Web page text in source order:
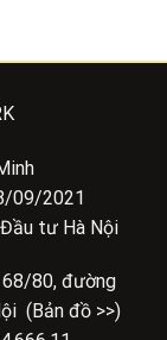
09/2021
tư Hà Nội
80, đường
(Bản đồ >>)